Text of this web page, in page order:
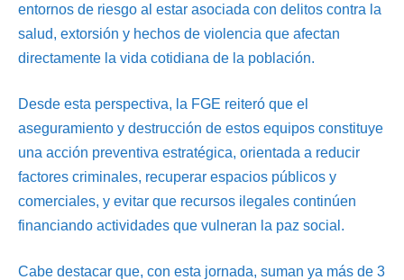
entornos de riesgo al estar asociada con delitos contra la
salud, extorsión y hechos de violencia que afectan
directamente la vida cotidiana de la población.
Desde esta perspectiva, la FGE reiteró que el
aseguramiento y destrucción de estos equipos constituye
una acción preventiva estratégica, orientada a reducir
factores criminales, recuperar espacios públicos y
comerciales, y evitar que recursos ilegales continúen
financiando actividades que vulneran la paz social.
Cabe destacar que, con esta jornada, suman ya más de 3